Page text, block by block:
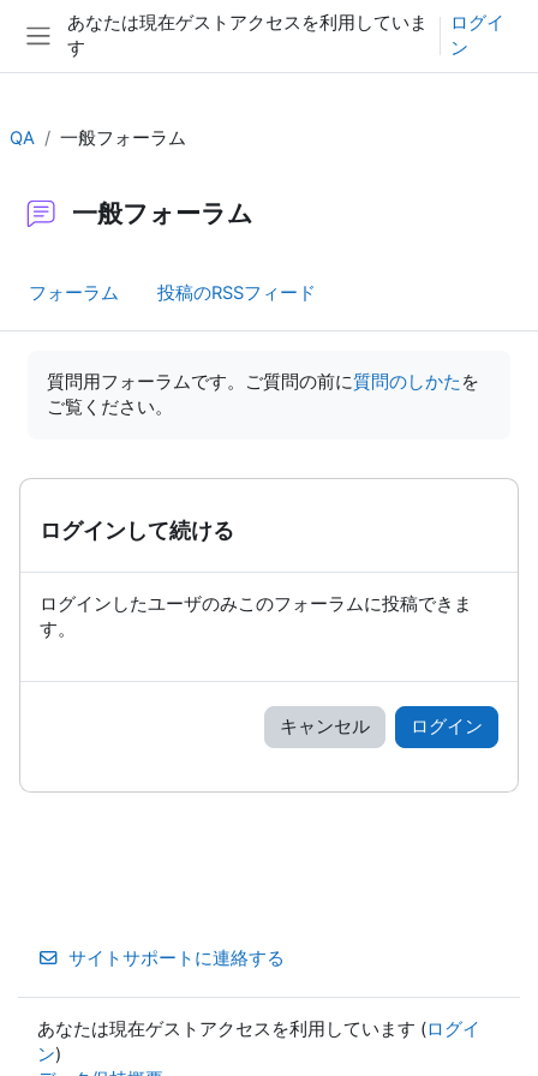
メインコンテンツへスキップする
サイドパネル
あなたは現在ゲストアクセスを利用していま
す
ログイ
ン
QA 一般フォーラム
一般フォーラム
フォーラム 投稿のRSSフィード
質問用フォーラムです。ご質問の前に質問のしかた を
ご覧ください。
ログインして続ける
ログインしたユーザのみこのフォーラムに投稿できま
す。
キャンセル ログイン
サイトサポートに連絡する
あなたは現在ゲストアクセスを利用しています (ログイ
ン)